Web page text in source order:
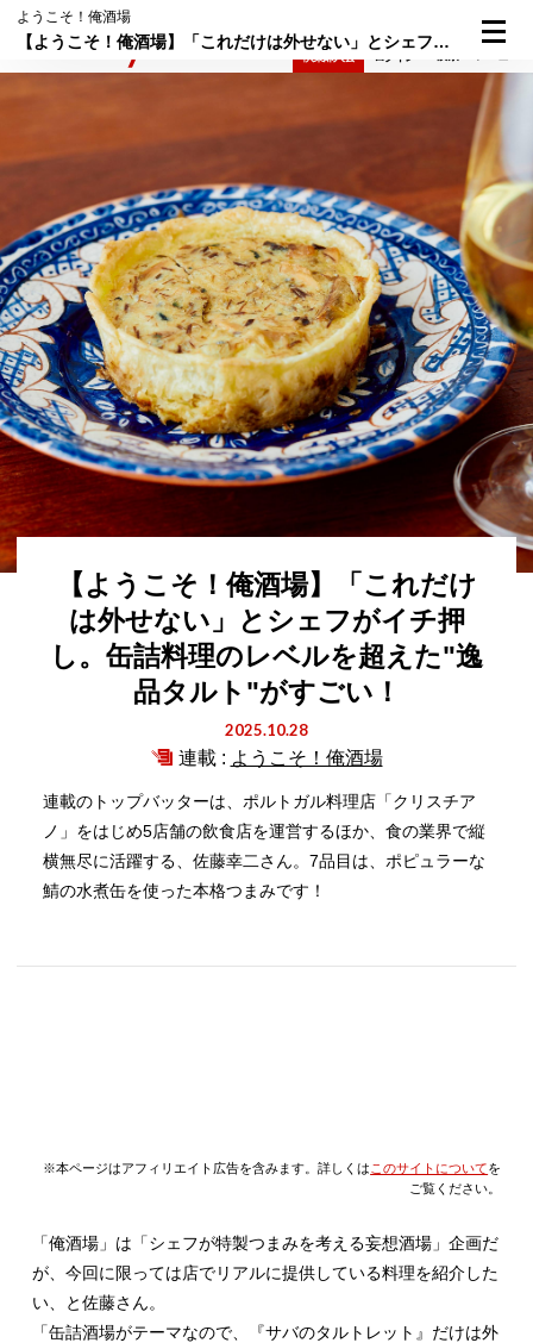
ようこそ！俺酒場
【ようこそ！俺酒場】「これだけは外せない」とシェフがイチ押し。缶詰料理のレベルを超えた"逸品タルト"がすごい！
【ようこそ！俺酒場】「これだけ
は外せない」とシェフがイチ押
し。缶詰料理のレベルを超えた"逸
品タルト"がすごい！
2025.10.28
連載 : ようこそ！俺酒場
連載のトップバッターは、ポルトガル料理店「クリスチア
ノ」をはじめ5店舗の飲食店を運営するほか、食の業界で縦
横無尽に活躍する、佐藤幸二さん。7品目は、ポピュラーな
鯖の水煮缶を使った本格つまみです！
※本ページはアフィリエイト広告を含みます。詳しくは このサイトについてを
ご覧ください。
「俺酒場」は「シェフが特製つまみを考える妄想酒場」企画だ
が、今回に限っては店でリアルに提供している料理を紹介した
い、と佐藤さん。
「缶詰酒場がテーマなので、『サバのタルトレット』だけは外